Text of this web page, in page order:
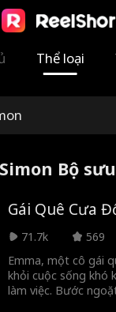
Thể loại
Bộ
Gái Quê Cưa
71.7k
569
Emma, một cô gái
khỏi cuộc sống khó
làm việc. Bước